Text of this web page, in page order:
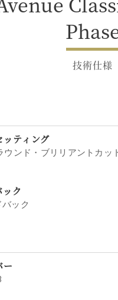
技術仕様
ッティング
ウンド・ブリリアントカッ
ック
ック
ー